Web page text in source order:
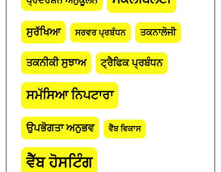
ਸੁਰੱਖਿਆ ਸਰਵਰ ਪ੍ਰਬੰਧਨ ਤਕਨਾਲੋਜੀ
ਤਕਨੀਕੀ ਸੁਝਾਅ ਟ੍ਰੈਫਿਕ ਪ੍ਰਬੰਧਨ
ਸਮੱਸਿਆ ਨਿਪਟਾਰਾ
ਉਪਭੋਗਤਾ ਅਨੁਭਵ ਵੈੱਬ ਵਿਕਾਸ
ਵੈੱਬ ਹੋਸਟਿੰਗ